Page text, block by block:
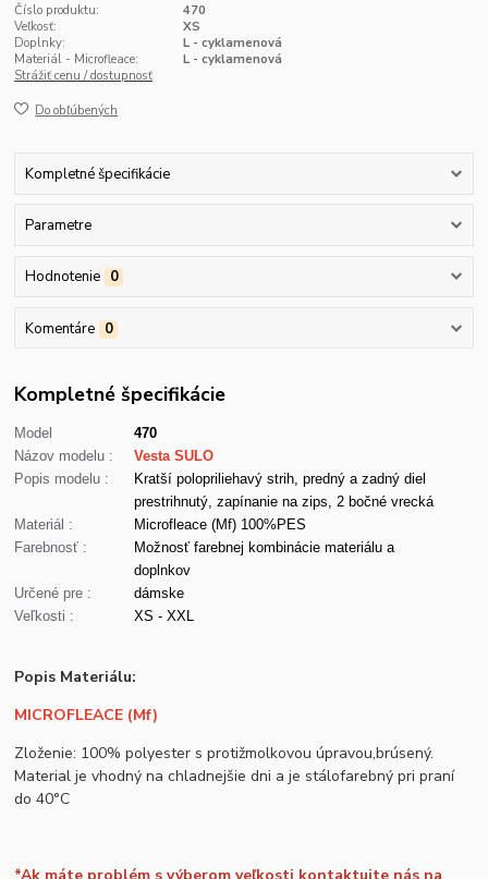
Číslo produktu:
470
Veľkosť:
XS
Doplnky:
L - cyklamenová
Materiál - Microfleace:
L - cyklamenová
Strážiť cenu / dostupnosť
Do obľúbených
Kompletné špecifikácie
Parametre
Hodnotenie 0
Komentáre 0
Kompletné špecifikácie
Model
470
Názov modelu :
Vesta SULO
Popis modelu :
Kratší polopriliehavý strih, predný a zadný diel
prestrihnutý, zapínanie na zips, 2 bočné vrecká
Materiál :
Microfleace (Mf) 100%PES
Farebnosť :
Možnosť farebnej kombinácie materiálu a
doplnkov
Určené pre :
dámske
Veľkosti :
XS - XXL
Popis Materiálu:
MICROFLEACE (Mf)
Zloženie: 100% polyester s protižmolkovou úpravou,brúsený.
Material je vhodný na chladnejšie dni a je stálofarebný pri praní
do 40°C